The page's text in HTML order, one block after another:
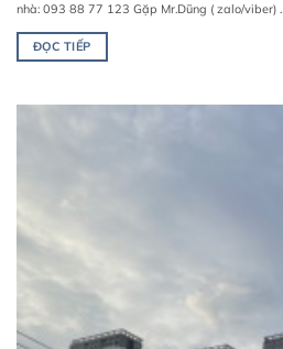
nhà: 093 88 77 123 Gặp Mr.Dũng ( zalo/viber) .
ĐỌC TIẾP